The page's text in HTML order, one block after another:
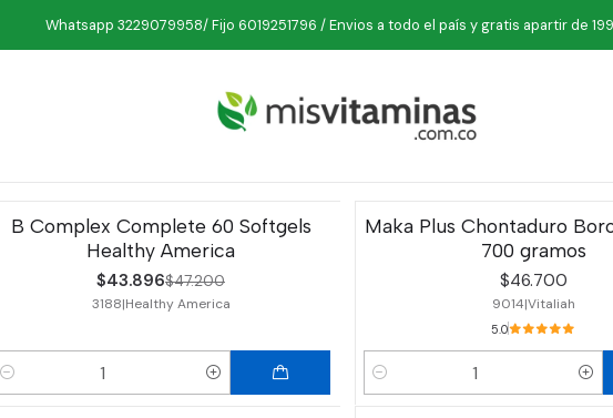
Whatsapp 3229079958/ Fijo 6019251796 / Envios a todo el país y gratis apartir de
Inicio Vitaminas Minerales Multivitaminicos
Multivitaminicos
-7% OFF
B Complex Complete 60 Softgels
Healthy America
$43.896$47.200
3188|Healthy America
Cantidad
Maka Plus Chontaduro
700 gramos
$46.700
9014|Vitaliah
5.0
Cantidad